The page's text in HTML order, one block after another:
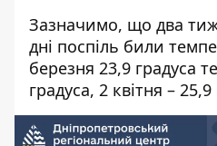
Зазначимо, що два
дні поспіль били
березня 23,9 градуса
градуса, 2 квітня – 25,9